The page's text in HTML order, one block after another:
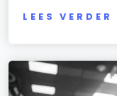
LEES VERDER